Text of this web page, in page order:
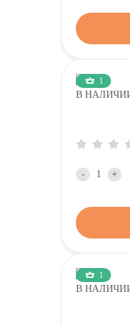
1
В НАЛИЧИИ
- +
1
В НАЛИЧИИ